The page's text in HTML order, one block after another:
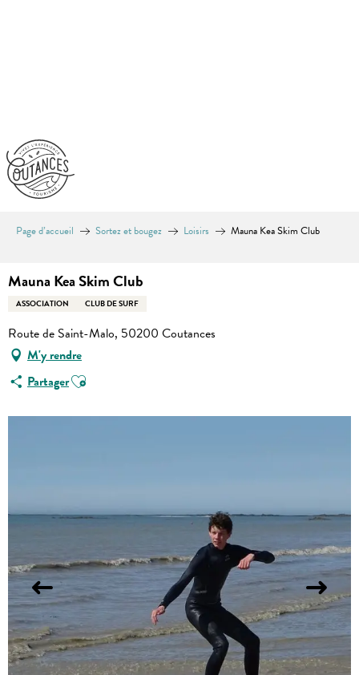
Page d’accueil Sortez et bougez Loisirs Mauna Kea Skim Club
Mauna Kea Skim Club
ASSOCIATION CLUB DE SURF
Route de Saint-Malo, 50200 Coutances
M'y rendre
PartagerAjouter aux favoris